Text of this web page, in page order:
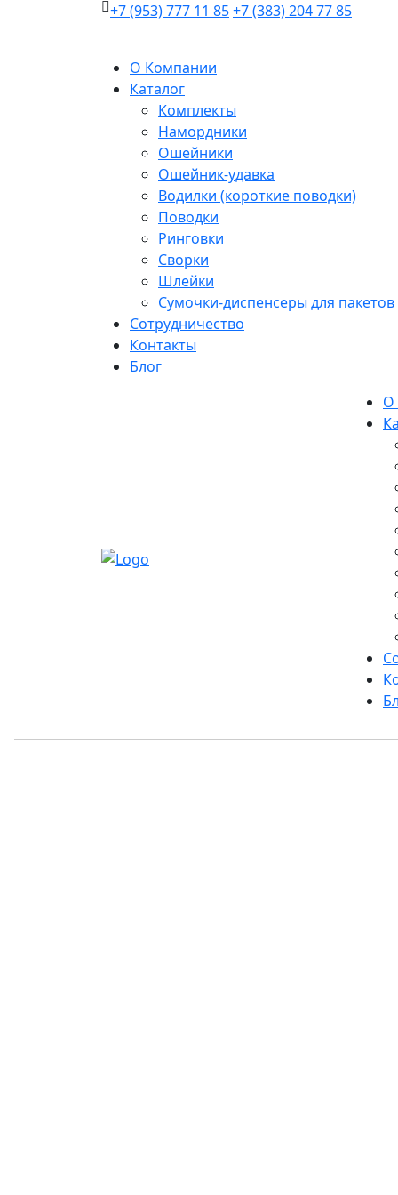
+7 (953) 777 11 85+7 (383) 204 77 85
О Компании
Каталог
Комплекты
Намордники
Ошейники
Ошейник-удавка
Водилки (короткие поводки)
Поводки
Ринговки
Сворки
Шлейки
Сумочки-диспенсеры для пакетов
Сотрудничество
Контакты
Блог
О